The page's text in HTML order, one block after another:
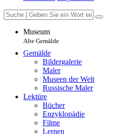
Museum
Alte Gemälde
Gemälde
Bildergalerie
Maler
Museen der Welt
Russische Maler
Lektüre
Bücher
Enzyklopädie
Filme
Lernen